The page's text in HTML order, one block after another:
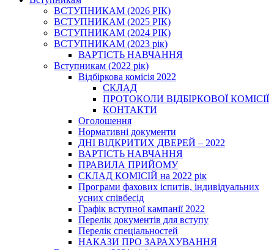
ВСТУПНИКАМ (2026 РІК)
ВСТУПНИКАМ (2025 РІК)
ВСТУПНИКАМ (2024 РІК)
ВСТУПНИКАМ (2023 рік)
ВАРТІСТЬ НАВЧАННЯ
Вступникам (2022 рік)
Відбіркова комісія 2022
СКЛАД
ПРОТОКОЛИ ВІДБІРКОВОЇ КОМІСІЇ
КОНТАКТИ
Оголошення
Нормативні документи
ДНІ ВІДКРИТИХ ДВЕРЕЙ – 2022
ВАРТІСТЬ НАВЧАННЯ
ПРАВИЛА ПРИЙОМУ
СКЛАД КОМІСІЙ на 2022 рік
Програми фахових іспитів, індивідуальних
усних співбесід
Графік вступної кампанії 2022
Перелік документів для вступу
Перелік спеціальностей
НАКАЗИ ПРО ЗАРАХУВАННЯ